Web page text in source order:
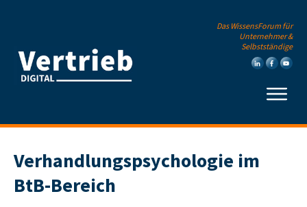
Das WissensForum für
Unternehmer &
Selbstständige
Verhandlungspsychologie im
BtB-Bereich